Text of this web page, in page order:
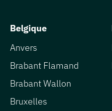
Belgique
Anvers
Brabant Flamand
Brabant Wallon
Bruxelles